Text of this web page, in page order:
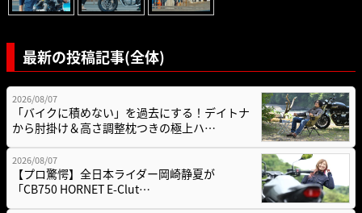
最新の投稿記事(全体)
2026/08/07
「バイクに積めない」を過去にする！デイトナ
から肘掛け＆高さ調整枕つきの極上ハ…
2026/08/07
【プロ驚愕】全日本ライダー岡崎静夏が
「CB750 HORNET E-Clut…